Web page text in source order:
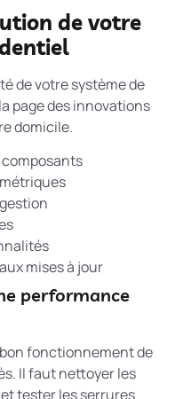
de votre
de votre système de
page des innovations
domicile.
mises à jour
performance
fonctionnement de
Il faut nettoyer les
tester les serrures